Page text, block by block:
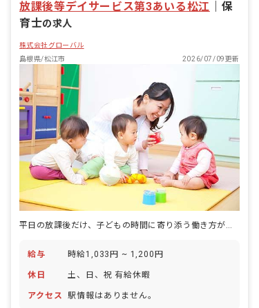
放課後等デイサービス第3あいる松江
保
育士の求人
株式会社グローバル
島根県/松江市
2026/07/09更新
平日の放課後だけ、子どもの時間に寄り添う働き方があります。
給与 時給1,033円 ~ 1,200円
休日 土、日、祝 有給休暇
アクセス 駅情報はありません。